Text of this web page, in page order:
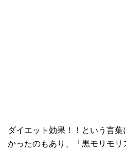
ダイエット効果！！という言
かったのもあり、「黒モリモ